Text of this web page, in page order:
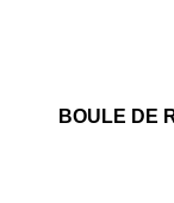
BOULE DE